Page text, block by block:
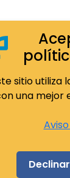
sitio utiliza
una mejor
Declinar